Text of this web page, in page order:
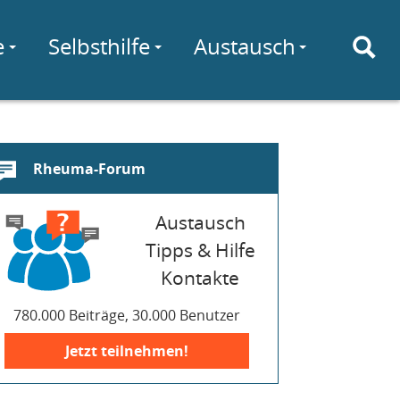
Selbsthilfe Austausch
Rheuma-Forum
Austausch
Tipps & Hilfe
Kontakte
780.000 Beiträge, 30.000 Benutzer
Jetzt teilnehmen!